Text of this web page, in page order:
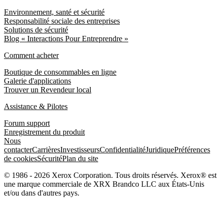
Environnement, santé et sécurité
Responsabilité sociale des entreprises
Solutions de sécurité
Blog « Interactions Pour Entreprendre »
Comment acheter
Boutique de consommables en ligne
Galerie d'applications
Trouver un Revendeur local
Assistance & Pilotes
Forum support
Enregistrement du produit
Nous
contacterCarrièresInvestisseursConfidentialitéJuridiquePréférences
de cookiesSécuritéPlan du site
© 1986 - 2026 Xerox Corporation. Tous droits réservés. Xerox® est
une marque commerciale de XRX Brandco LLC aux États-Unis
et/ou dans d'autres pays.